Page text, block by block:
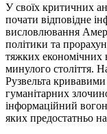
У своїх критичних
почати відповідне
висловлювання
політики та
тяжких економічних
минулого століття.
Рузвельта
гуманітарних
інформаційний
яких предостатньо